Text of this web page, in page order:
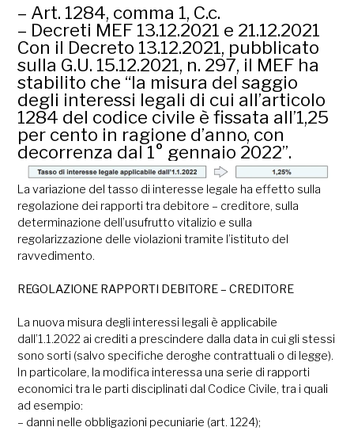
– Art. 1284, comma 1, C.c.
– Decreti MEF 13.12.2021 e 21.12.2021
Con il Decreto 13.12.2021, pubblicato
sulla G.U. 15.12.2021, n. 297, il MEF ha
stabilito che “la misura del saggio
degli interessi legali di cui all’articolo
1284 del codice civile è fissata all’1,25
per cento in ragione d’anno, con
decorrenza dal 1° gennaio 2022”.
‍La variazione del tasso di interesse legale ha effetto sulla
regolazione dei rapporti tra debitore – creditore, sulla
determinazione dell’usufrutto vitalizio e sulla
regolarizzazione delle violazioni tramite l’istituto del
ravvedimento.
REGOLAZIONE RAPPORTI DEBITORE – CREDITORE
La nuova misura degli interessi legali è applicabile
dall’1.1.2022 ai crediti a prescindere dalla data in cui gli stessi
sono sorti (salvo specifiche deroghe contrattuali o di legge).
In particolare, la modifica interessa una serie di rapporti
economici tra le parti disciplinati dal Codice Civile, tra i quali
ad esempio:
– danni nelle obbligazioni pecuniarie (art. 1224);